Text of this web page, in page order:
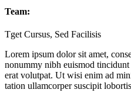
Team:
Tget Cursus, Sed Facilisis
Lorem ipsum dolor sit amet,
nonummy nibh euismod
erat volutpat. Ut wisi enim ad
tation ullamcorper suscipit